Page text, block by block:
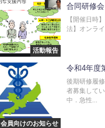
活動報告
合同研修会
【開催日時
法】オンラ
会員向けのお知らせ
令和4年度
後期研修履
者募集して
中．急性...